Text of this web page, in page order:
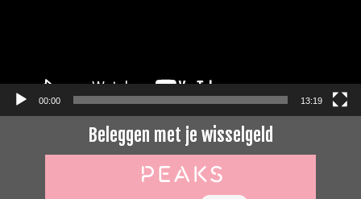
00:00 13:19
Beleggen met je wisselgeld